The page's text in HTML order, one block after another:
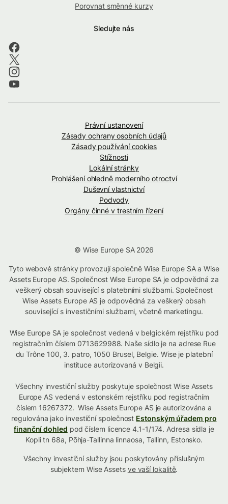
Porovnat směnné kurzy
Sledujte nás
Právní ustanovení
Zásady ochrany osobních údajů
Zásady používání cookies
Stížnosti
Lokální stránky
Prohlášení ohledně moderního otroctví
Duševní vlastnictví
Podvody
Orgány činné v trestním řízení
© Wise Europe SA 2026
Tyto webové stránky provozují společně Wise Europe SA a Wise
Assets Europe AS. Společnost Wise Europe SA je odpovědná za
veškerý obsah související s platebními službami. Společnost
Wise Assets Europe AS je odpovědná za veškerý obsah
související s investičními službami, včetně marketingu.
Wise Europe SA je společnost vedená v belgickém rejstříku pod
registračním číslem 0713629988. Naše sídlo je na adrese Rue
du Trône 100, 3. patro, 1050 Brusel, Belgie. Wise je platební
instituce autorizovaná v Belgii.
Všechny investiční služby poskytuje společnost Wise Assets
Europe AS vedená v estonském rejstříku pod registračním
číslem 16267372. Wise Assets Europe AS je autorizována a
regulována jako investiční společnost Estonským úřadem pro
finanční dohled pod číslem licence 4.1-1/174. Adresa sídla je
Kopli tn 68a, Põhja-Tallinna linnaosa, Tallinn, Estonsko.
Všechny investiční služby jsou poskytovány příslušným
subjektem Wise Assets ve vaší lokalitě.